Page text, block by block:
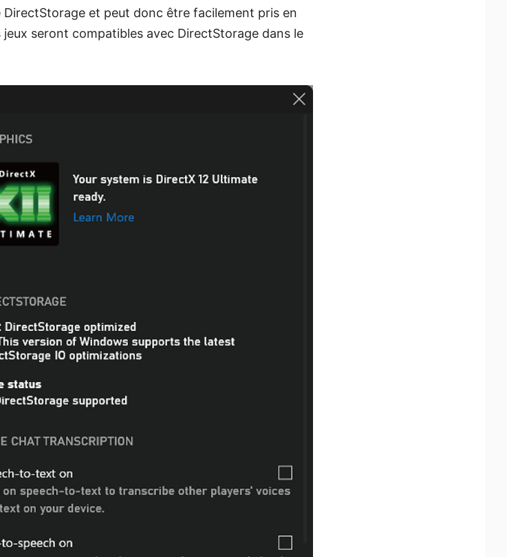
et peut donc être facilement pris en
jeux seront compatibles avec DirectStorage dans le